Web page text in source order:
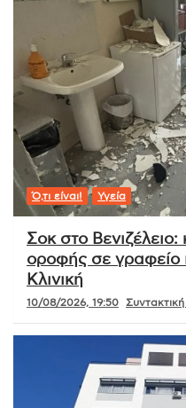
Ό,τι είναι! Υγεία
Σοκ στο
οροφής σε γραφείο
Κλινική
10/08/2026, 19:50